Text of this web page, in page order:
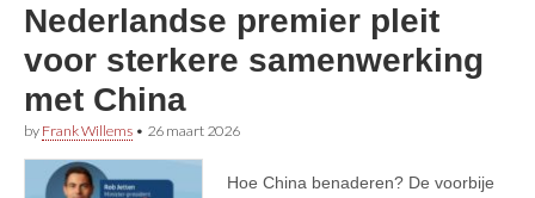
Nederlandse premier pleit
voor sterkere samenwerking
met China
by Frank Willems • 26 maart 2026
Hoe China benaderen? De voorbije